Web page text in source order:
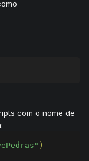
com o nome de
)